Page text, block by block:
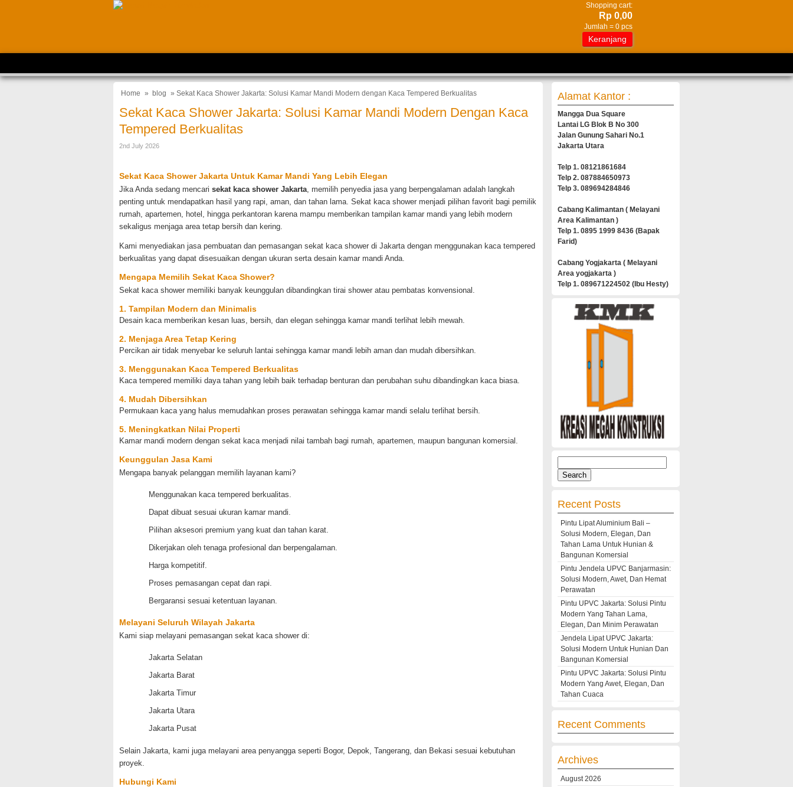
Shopping cart:
Rp 0,00
Jumlah = 0 pcs
Keranjang
Home » blog » Sekat Kaca Shower Jakarta: Solusi Kamar Mandi Modern dengan Kaca Tempered Berkualitas
Sekat Kaca Shower Jakarta: Solusi Kamar Mandi Modern Dengan Kaca
Tempered Berkualitas
2nd July 2026
Sekat Kaca Shower Jakarta Untuk Kamar Mandi Yang Lebih Elegan
Jika Anda sedang mencari sekat kaca shower Jakarta, memilih penyedia jasa yang berpengalaman adalah langkah
penting untuk mendapatkan hasil yang rapi, aman, dan tahan lama. Sekat kaca shower menjadi pilihan favorit bagi pemilik
rumah, apartemen, hotel, hingga perkantoran karena mampu memberikan tampilan kamar mandi yang lebih modern
sekaligus menjaga area tetap bersih dan kering.
Kami menyediakan jasa pembuatan dan pemasangan sekat kaca shower di Jakarta dengan menggunakan kaca tempered
berkualitas yang dapat disesuaikan dengan ukuran serta desain kamar mandi Anda.
Mengapa Memilih Sekat Kaca Shower?
Sekat kaca shower memiliki banyak keunggulan dibandingkan tirai shower atau pembatas konvensional.
1. Tampilan Modern dan Minimalis
Desain kaca memberikan kesan luas, bersih, dan elegan sehingga kamar mandi terlihat lebih mewah.
2. Menjaga Area Tetap Kering
Percikan air tidak menyebar ke seluruh lantai sehingga kamar mandi lebih aman dan mudah dibersihkan.
3. Menggunakan Kaca Tempered Berkualitas
Kaca tempered memiliki daya tahan yang lebih baik terhadap benturan dan perubahan suhu dibandingkan kaca biasa.
4. Mudah Dibersihkan
Permukaan kaca yang halus memudahkan proses perawatan sehingga kamar mandi selalu terlihat bersih.
5. Meningkatkan Nilai Properti
Kamar mandi modern dengan sekat kaca menjadi nilai tambah bagi rumah, apartemen, maupun bangunan komersial.
Keunggulan Jasa Kami
Mengapa banyak pelanggan memilih layanan kami?
Menggunakan kaca tempered berkualitas.
Dapat dibuat sesuai ukuran kamar mandi.
Pilihan aksesori premium yang kuat dan tahan karat.
Dikerjakan oleh tenaga profesional dan berpengalaman.
Harga kompetitif.
Proses pemasangan cepat dan rapi.
Bergaransi sesuai ketentuan layanan.
Melayani Seluruh Wilayah Jakarta
Kami siap melayani pemasangan sekat kaca shower di:
Jakarta Selatan
Jakarta Barat
Jakarta Timur
Jakarta Utara
Jakarta Pusat
Selain Jakarta, kami juga melayani area penyangga seperti Bogor, Depok, Tangerang, dan Bekasi sesuai kebutuhan
proyek.
Hubungi Kami
Alamat Kantor :
Mangga Dua Square
Lantai LG Blok B No 300
Jalan Gunung Sahari No.1
Jakarta Utara
Telp 1. 08121861684
Telp 2. 087884650973
Telp 3. 089694284846
Cabang Kalimantan ( Melayani
Area Kalimantan )
Telp 1. 0895 1999 8436 (Bapak
Farid)
Cabang Yogjakarta ( Melayani
Area yogjakarta )
Telp 1. 089671224502 (Ibu Hesty)
for:
Recent Posts
Pintu Lipat Aluminium Bali –
Solusi Modern, Elegan, Dan
Tahan Lama Untuk Hunian &
Bangunan Komersial
Pintu Jendela UPVC Banjarmasin:
Solusi Modern, Awet, Dan Hemat
Perawatan
Pintu UPVC Jakarta: Solusi Pintu
Modern Yang Tahan Lama,
Elegan, Dan Minim Perawatan
Jendela Lipat UPVC Jakarta:
Solusi Modern Untuk Hunian Dan
Bangunan Komersial
Pintu UPVC Jakarta: Solusi Pintu
Modern Yang Awet, Elegan, Dan
Tahan Cuaca
Recent Comments
Archives
August 2026